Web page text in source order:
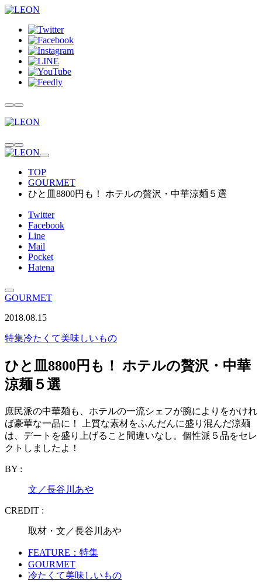
TOP
GOURMET
ひと皿8800円も！ ホテルの贅沢・中華涼麺５選
Twitter
Facebook
Line
Mail
Pocket
Hatena
GOURMET
2018.08.15
特集冷たくて美味しいもの
ひと皿8800円も！ ホテルの贅沢・中華
涼麺５選
庶民派の中華麺も、ホテルの一流シェフが腕によりをかけれ
ば豪華な一品に！ 上質な素材をふんだんに盛り混んだ涼麺
は、デートを盛り上げること間違いなし。個性派５品をセレ
クトしましたよ！
BY :
文／長谷川あや
CREDIT :
取材・文／長谷川あや
FEATURE：特集
GOURMET
冷たくて美味しいもの